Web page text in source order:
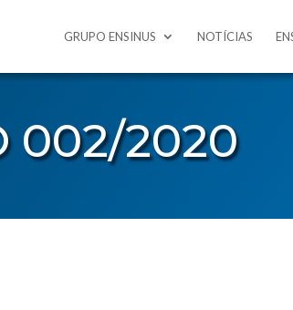
GRUPO ENSINUS NOTÍCIAS
002/2020